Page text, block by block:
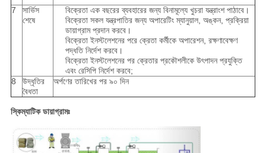
7
সার্ভিস
শেষে
বিক্রেতা এক বছরের ব্যবহারের জন্য বিনামূল্যে খুচরা যন্ত্রাংশ পাঠাবে।
বিক্রেতা সকল যন্ত্রপাতির জন্য অপারেটিং ম্যানুয়াল, অঙ্কন, প্রক্রিয়া
ডায়াগ্রাম প্রদান করবে।
বিক্রেতা ইনস্টলেশনের পরে ক্রেতা কর্মীকে অপারেশন, রক্ষণাবেক্ষণ
পদ্ধতি নির্দেশ করবে।
বিক্রেতা ইনস্টলেশনের পর ক্রেতার প্রকৌশলীকে উৎপাদন প্রযুক্তি
এবং রেসিপি নির্দেশ করবে;
8
উদ্ধৃতির
বৈধতা
অর্পণের তারিখের পর ৯০ দিন
স্কিম্যাটিক ডায়াগ্রামঃ